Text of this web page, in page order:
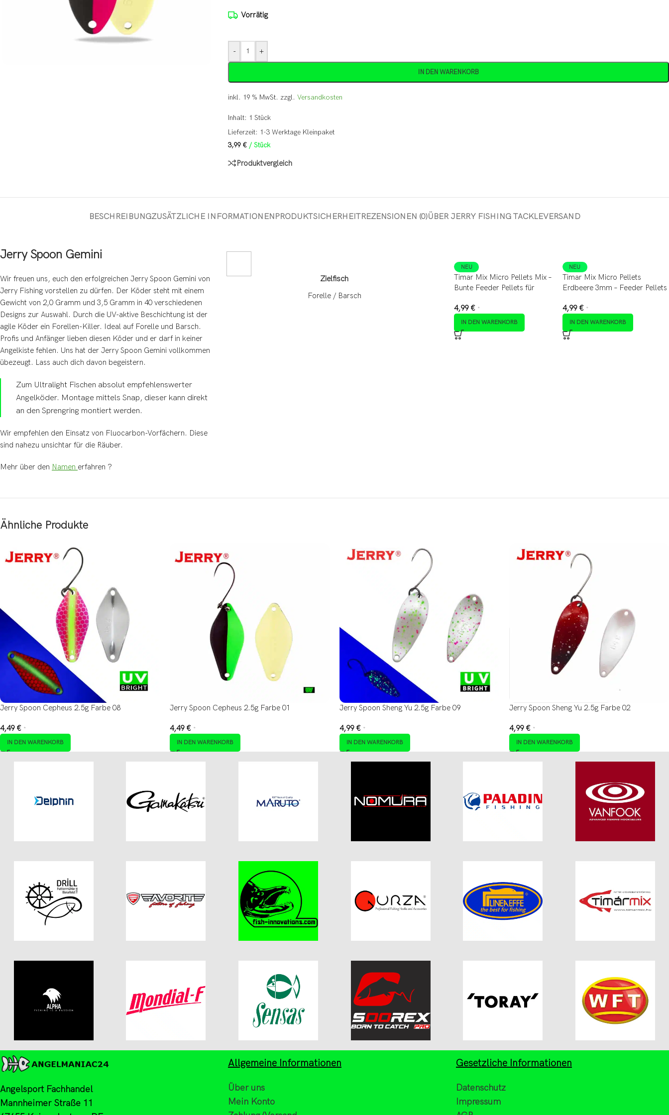
Vorrätig
- +
IN DEN WARENKORB
inkl. 19 % MwSt. zzgl. Versandkosten
Inhalt: 1 Stück
Lieferzeit: 1-3 Werktage Kleinpaket
3,99 € / Stück
Produktvergleich
BESCHREIBUNGZUSÄTZLICHE INFORMATIONENPRODUKTSICHERHEITREZENSIONEN (0)ÜBER JERRY FISHING TACKLEVERSAND
Jerry Spoon Gemini
Wir freuen uns, euch den erfolgreichen Jerry Spoon Gemini von
Jerry Fishing vorstellen zu dürfen. Der Köder steht mit einem
Gewicht von 2,0 Gramm und 3,5 Gramm in 40 verschiedenen
Designs zur Auswahl. Durch die UV-aktive Beschichtung ist der
agile Köder ein Forellen-Killer. Ideal auf Forelle und Barsch.
Profis und Anfänger lieben diesen Köder und er darf in keiner
Angelkiste fehlen. Uns hat der Jerry Spoon Gemini vollkommen
übezeugt. Lass auch dich davon begeistern.
Zum Ultralight Fischen absolut empfehlenswerter
Angelköder. Montage mittels Snap, dieser kann direkt
an den Sprengring montiert werden.
Wir empfehlen den Einsatz von Fluocarbon-Vorfächern. Diese
sind nahezu unsichtar für die Räuber.
Mehr über den Namen erfahren ?
Zielfisch
Forelle / Barsch
NEU
Timar Mix Micro Pellets Mix –
Bunte Feeder Pellets für
4,99 € *
IN DEN WARENKORB
NEU
Timar Mix Micro Pellets
Erdbeere 3mm – Feeder Pellets
Friedfisch
4,99 € *
IN DEN WARENKORB
Ähnliche Produkte
Jerry Spoon Cepheus 2.5g Farbe 08
4,49 € *
IN DEN WARENKORB
Jerry Spoon Cepheus 2.5g Farbe 01
4,49 € *
IN DEN WARENKORB
Jerry Spoon Sheng Yu 2.5g Farbe 09
4,99 € *
IN DEN WARENKORB
Jerry Spoon Sheng Yu 2.5g Farbe 02
4,99 € *
IN DEN WARENKORB
Angelsport Fachhandel
Mannheimer Straße 11
Allgemeine Informationen
Über uns
Mein Konto
Gesetzliche Informationen
Datenschutz
Impressum